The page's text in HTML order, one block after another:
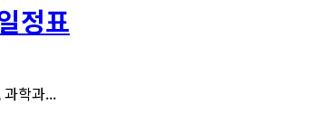
정표
학과...